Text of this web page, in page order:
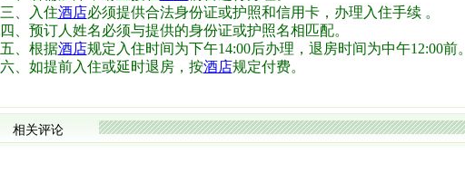
三、入住酒店必须提供合法身份证或护照和信用卡，办理入住手续 。
四、预订人姓名必须与提供的身份证或护照名相匹配。
五、根据酒店规定入住时间为下午14:00后办理，退房时间为中午12:00前。
六、如提前入住或延时退房，按酒店规定付费。
相关评论